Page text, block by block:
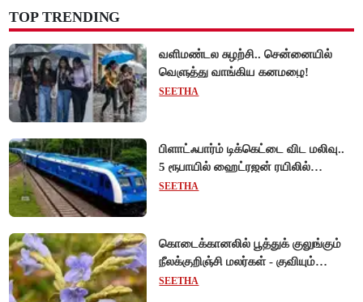
TOP TRENDING
வளிமண்டல சுழற்சி.. சென்னையில்
வெளுத்து வாங்கிய கனமழை!
SEETHA
பிளாட்ஃபார்ம் டிக்கெட்டை விட மலிவு..
5 ரூபாயில் ஹைட்ரஜன் ரயிலில்
பயணிக்கலாம்!
SEETHA
கொடைக்கானலில் பூத்துக் குலுங்கும்
நீலக்குறிஞ்சி மலர்கள் - குவியும்
சுற்றுலாப் பயணிகள்!
SEETHA